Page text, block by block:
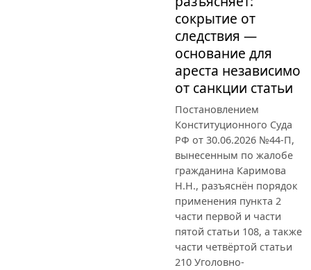
сокрытие от
следствия —
основание для
ареста независимо
от санкции статьи
Постановлением
Конституционного Суда
РФ от 30.06.2026 №44-П,
вынесенным по жалобе
гражданина Каримова
Н.Н., разъяснён порядок
применения пункта 2
части первой и части
пятой статьи 108, а также
части четвёртой статьи
210 Уголовно-